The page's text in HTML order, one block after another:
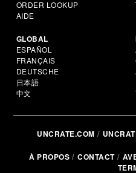
ORDER LOOKUP
AIDE
GLOBAL
ESPAÑOL
FRANÇAIS
DEUTSCHE
日本語
中文
UNCRATE.COM
À PROPOS CONTACT